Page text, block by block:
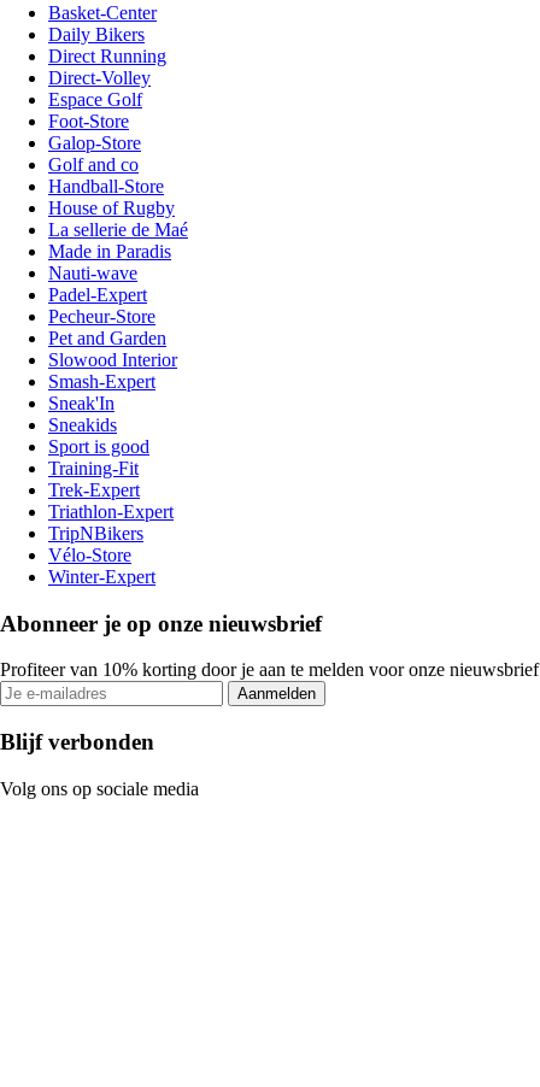
Basket-Center
Daily Bikers
Direct Running
Direct-Volley
Espace Golf
Foot-Store
Galop-Store
Golf and co
Handball-Store
House of Rugby
La sellerie de Maé
Made in Paradis
Nauti-wave
Padel-Expert
Pecheur-Store
Pet and Garden
Slowood Interior
Smash-Expert
Sneak'In
Sneakids
Sport is good
Training-Fit
Trek-Expert
Triathlon-Expert
TripNBikers
Vélo-Store
Winter-Expert
Abonneer je op onze nieuwsbrief
Profiteer van 10% korting door je aan te melden voor onze nieuwsbrief
Aanmelden
Blijf verbonden
Volg ons op sociale media